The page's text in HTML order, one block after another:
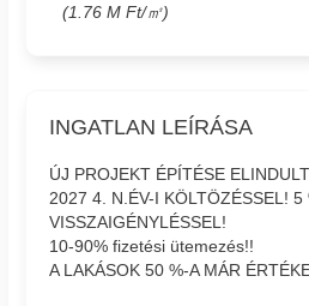
(1.76 M Ft/㎡)
INGATLAN LEÍRÁSA
ÚJ PROJEKT ÉPÍTÉSE
2027 4. N.ÉV-I KÖLTÖZÉSSEL! 5
VISSZAIGÉNYLÉSSEL!
10-90% fizetési ütemezés!!
A LAKÁSOK 50 %-A MÁR